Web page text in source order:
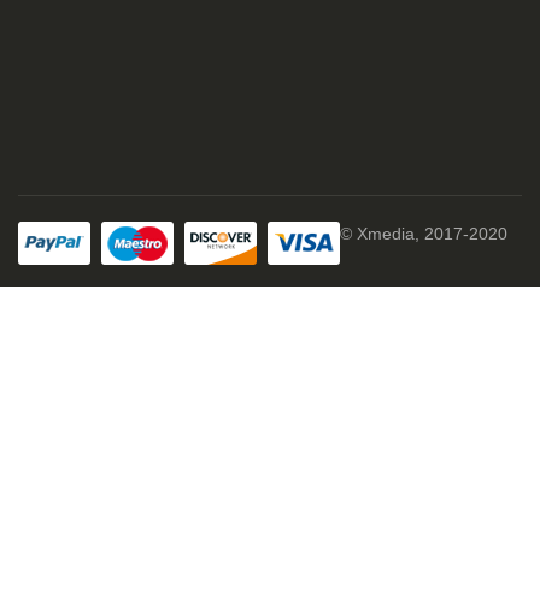
© Xmedia, 2017-2020